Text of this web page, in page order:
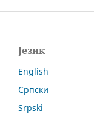
Језик
English
Српски
Srpski